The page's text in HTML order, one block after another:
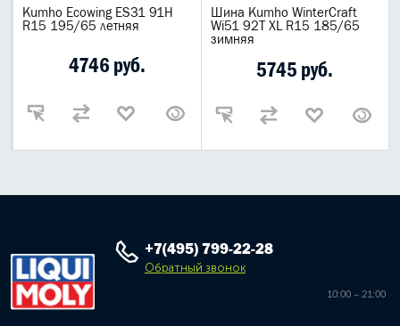
Kumho Ecowing ES31 91H
R15 195/65 летняя
4746 руб.
Шина Kumho WinterCraft
Wi51 92T XL R15 185/65
зимняя
5745 руб.
+7(495) 799-22-28
Обратный звонок
10:00 – 21:00